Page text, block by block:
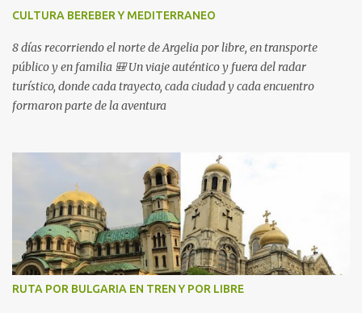
CULTURA BEREBER Y MEDITERRANEO
8 días recorriendo el norte de Argelia por libre, en transporte
público y en familia 🎒 Un viaje auténtico y fuera del radar
turístico, donde cada trayecto, cada ciudad y cada encuentro
formaron parte de la aventura
RUTA POR BULGARIA EN TREN Y POR LIBRE